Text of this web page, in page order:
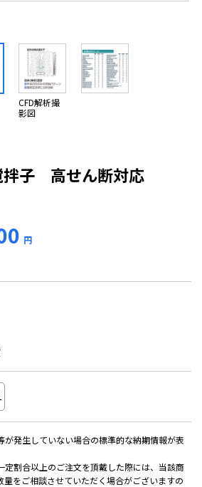
CFD解析撮
影図
拌子 高せん断対応
円
発生していない場合の標準的な納期情報が表
割合以上のご注文を頂戴した際には、当該商
をご相談させていただく場合がございますの